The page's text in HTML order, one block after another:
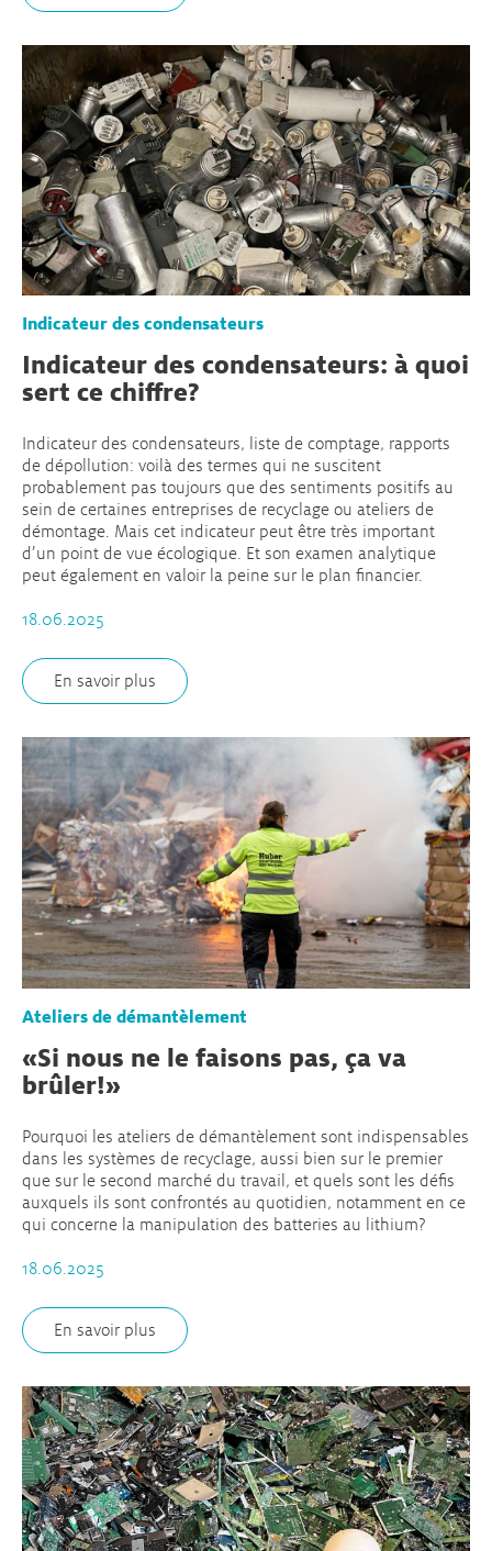
Indicateur des condensateurs
Indicateur des condensateurs: à quoi
sert ce chiffre?
Indicateur des condensateurs, liste de comptage, rapports
de dépollution: voilà des termes qui ne suscitent
probablement pas toujours que des sentiments positifs au
sein de certaines entreprises de recyclage ou ateliers de
démontage. Mais cet indicateur peut être très important
d’un point de vue écologique. Et son examen analytique
peut également en valoir la peine sur le plan financier.
18.06.2025
En savoir plus
Ateliers de démantèlement
«Si nous ne le faisons pas, ça va
brûler!»
Pourquoi les ateliers de démantèlement sont indispensables
dans les systèmes de recyclage, aussi bien sur le premier
que sur le second marché du travail, et quels sont les défis
auxquels ils sont confrontés au quotidien, notamment en ce
qui concerne la manipulation des batteries au lithium?
18.06.2025
En savoir plus